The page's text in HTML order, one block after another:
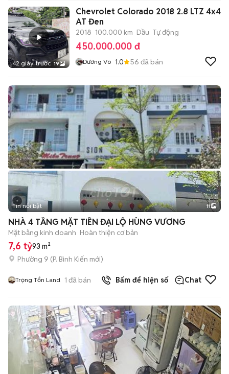
42 giây trước 19
Chevrolet Colorado 2018 2.8 LTZ 4x4
AT Đen
2018 100.000 km Dầu Tự động
450.000.000 đ
Dương Võ 1.0 56 đã bán
+2
Tin nổi bật 11
NHÀ 4 TẦNG MẶT TIỀN ĐẠI LỘ HÙNG VƯƠNG
Mặt bằng kinh doanh Hoàn thiện cơ bản
7,6 tỷ93 m²
Phường 9 (P. Bình Kiến mới)
Trọng Tổn Land 1 đã bán Bấm để hiện số Chat